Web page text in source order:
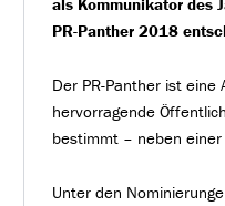
PR-Panther 2018
Der PR-Panther ist eine
hervorragende
bestimmt – neben
Unter den